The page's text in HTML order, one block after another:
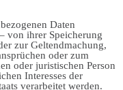
Daten
von ihrer Speicherung
zur Geltendmachung,
oder zum
oder juristischen Person
Interesses der
verarbeitet werden.